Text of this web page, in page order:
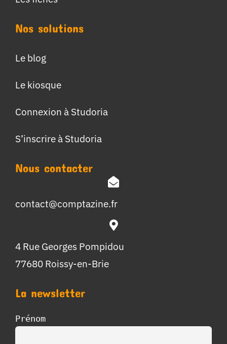
Nos solutions
Le blog
Le kiosque
Connexion à Studoria
S’inscrire à Studoria
Nous contacter
contact@comptazine.fr
4 Rue Georges Pompidou
77680 Roissy-en-Brie
La newsletter
Prénom